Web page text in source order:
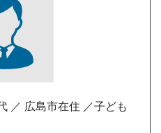
／ 広島市在住 ／子ども